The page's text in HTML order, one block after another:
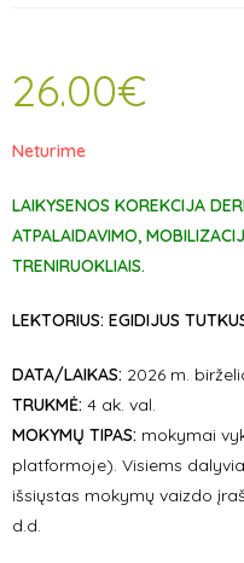
26.00€
Neturime
LAIKYSENOS KOREKCIJA
ATPALAIDAVIMO,
TRENIRUOKLIAIS.
LEKTORIUS: EGIDIJUS
DATA/LAIKAS: 2026 m.
TRUKMĖ: 4 ak. val.
MOKYMŲ TIPAS: mokymai
platformoje). Visiems
išsiųstas mokymų vaizdo
d.d.